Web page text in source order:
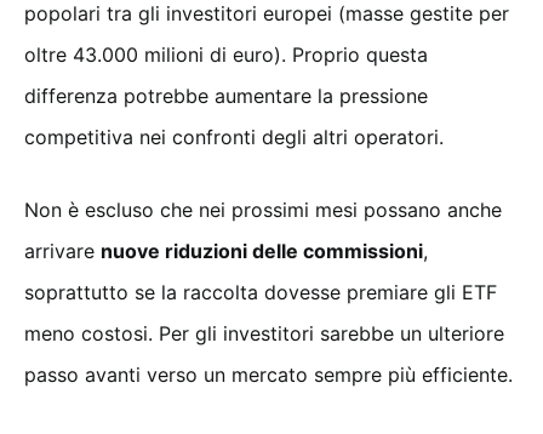
popolari tra gli investitori europei (masse gestite per
oltre 43.000 milioni di euro). Proprio questa
differenza potrebbe aumentare la pressione
competitiva nei confronti degli altri operatori.
Non è escluso che nei prossimi mesi possano anche
arrivare nuove riduzioni delle commissioni,
soprattutto se la raccolta dovesse premiare gli ETF
meno costosi. Per gli investitori sarebbe un ulteriore
passo avanti verso un mercato sempre più efficiente.